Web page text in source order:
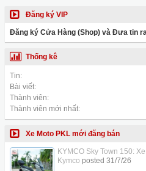
Đăng ký VIP
Đăng ký Cửa Hàng (Shop) và Đưa tin
Thống kê
Tin:
Bài viết:
Thành viên:
Thành viên mới nhất:
Xe Moto PKL mới đăng bán
KYMCO Sky Town 150:
Kymco posted 31/7/26